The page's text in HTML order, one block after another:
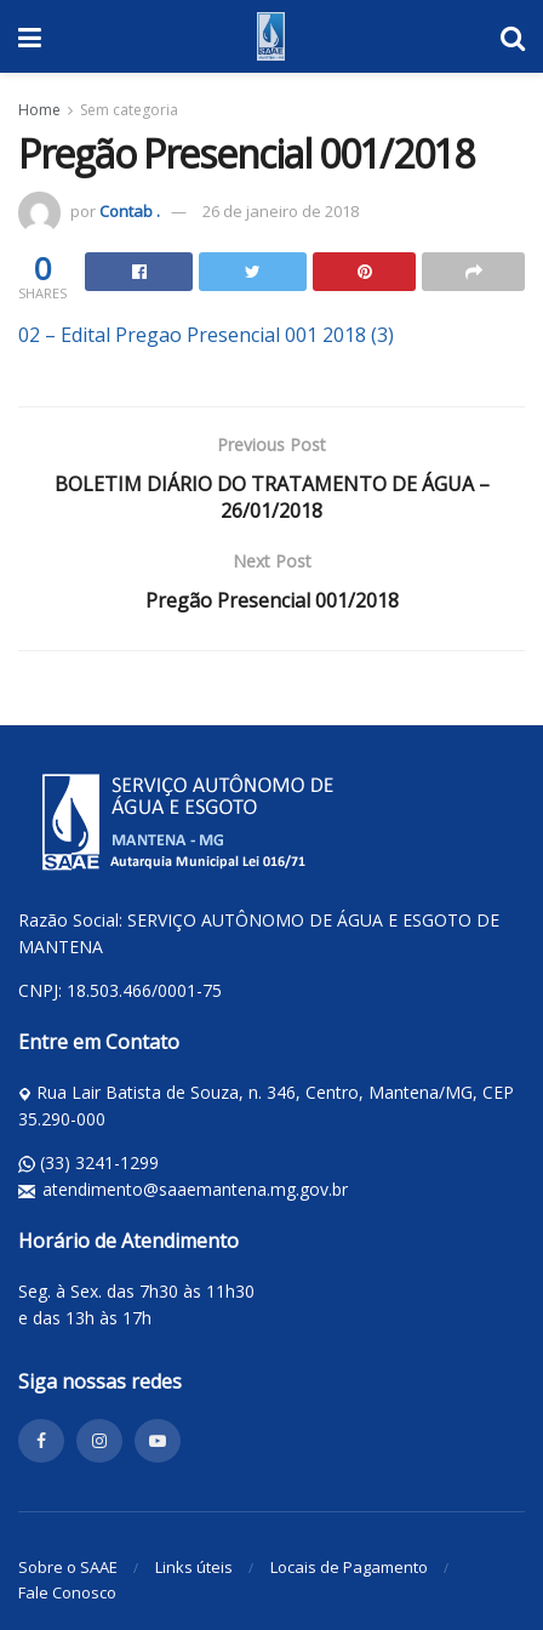
Home Sem categoria
Pregão Presencial 001/2018
porContab . 26 de janeiro de 2018
0
SHARES
02 – Edital Pregao Presencial 001 2018 (3)
Previous Post
BOLETIM DIÁRIO DO TRATAMENTO DE ÁGUA –
26/01/2018
Next Post
Pregão Presencial 001/2018
Razão Social: SERVIÇO AUTÔNOMO DE ÁGUA E ESGOTO DE
MANTENA
CNPJ: 18.503.466/0001-75
Entre em Contato
Rua Lair Batista de Souza, n. 346, Centro, Mantena/MG, CEP
35.290-000
(33) 3241-1299
atendimento@saaemantena.mg.gov.br
Horário de Atendimento
Seg. à Sex. das 7h30 às 11h30
e das 13h às 17h
Siga nossas redes
Sobre o SAAE Links úteis
Locais de Pagamento
Fale Conosco